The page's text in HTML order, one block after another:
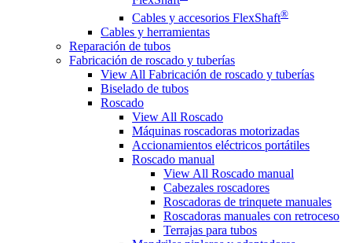
Cables y accesorios FlexShaft®
Cables y herramientas
Reparación de tubos
Fabricación de roscado y tuberías
View All Fabricación de roscado y tuberías
Biselado de tubos
Roscado
View All Roscado
Máquinas roscadoras motorizadas
Accionamientos eléctricos portátiles
Roscado manual
View All Roscado manual
Cabezales roscadores
Roscadoras de trinquete manuales
Roscadoras manuales con retroceso
Terrajas para tubos